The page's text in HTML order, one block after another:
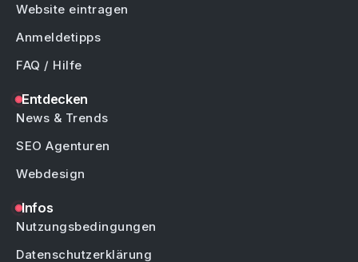
Website eintragen
Anmeldetipps
FAQ / Hilfe
Entdecken
News & Trends
SEO Agenturen
Webdesign
Infos
Nutzungsbedingungen
Datenschutzerklärung